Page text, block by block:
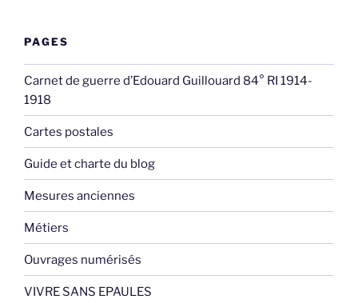
PAGES
Carnet de guerre d’Edouard Guillouard 84° RI 1914-
1918
Cartes postales
Guide et charte du blog
Mesures anciennes
Métiers
Ouvrages numérisés
VIVRE SANS EPAULES